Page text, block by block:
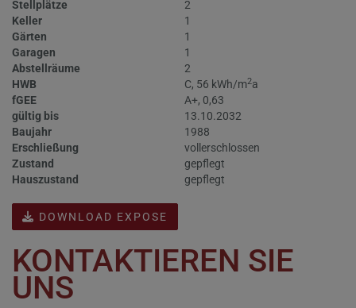
Stellplätze
2
Keller
1
Gärten
1
Garagen
1
Abstellräume
2
HWB
C, 56 kWh/m2a
fGEE
A+, 0,63
gültig bis
13.10.2032
Baujahr
1988
Erschließung
vollerschlossen
Zustand
gepflegt
Hauszustand
gepflegt
DOWNLOAD EXPOSE
KONTAKTIEREN SIE
UNS